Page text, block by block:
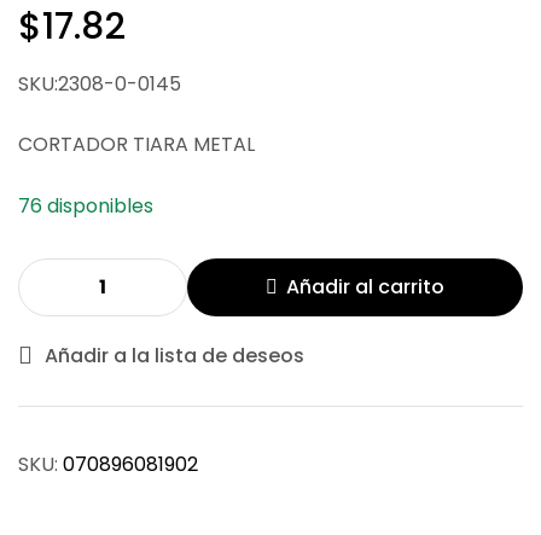
$17.82
SKU:2308-0-0145
CORTADOR TIARA METAL
76 disponibles
Añadir al carrito
Añadir a la lista de deseos
SKU: 070896081902